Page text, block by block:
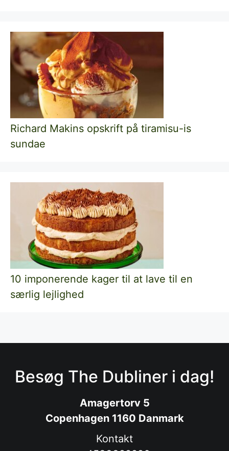
Richard Makins opskrift på tiramisu-is
sundae
10 imponerende kager til at lave til en
særlig lejlighed
Besøg The Dubliner i dag!
Amagertorv 5
Copenhagen 1160 Danmark
Kontakt